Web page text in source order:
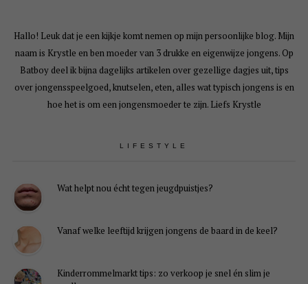
Hallo! Leuk dat je een kijkje komt nemen op mijn persoonlijke blog. Mijn
naam is Krystle en ben moeder van 3 drukke en eigenwijze jongens. Op
Batboy deel ik bijna dagelijks artikelen over gezellige dagjes uit, tips
over jongensspeelgoed, knutselen, eten, alles wat typisch jongens is en
hoe het is om een jongensmoeder te zijn. Liefs Krystle
LIFESTYLE
Wat helpt nou écht tegen jeugdpuistjes?
Vanaf welke leeftijd krijgen jongens de baard in de keel?
Kinderrommelmarkt tips: zo verkoop je snel én slim je